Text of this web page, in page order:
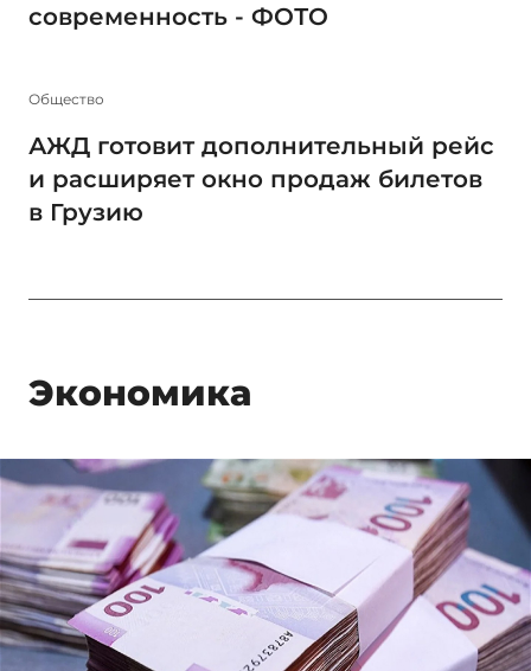
современность - ФОТО
Общество
АЖД готовит дополнительный рейс
и расширяет окно продаж билетов
в Грузию
Экономика